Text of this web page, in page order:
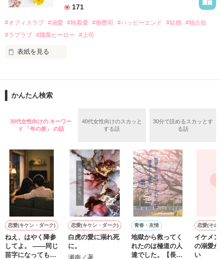
夏木美桜(なつきみお)
鳴海哲平 (なるみてっぺい)
2026.6.5～2026.7.25
＊以前、公開していた話の改稿版です＊
作品を読む
なぜか恭司から飼い猫の世話係を命じられた美桜は、猫の世
の関係となってしまい――？
171
#オフィスラブ #溺愛 #執着愛 #御曹司 #ハッピーエンド #結婚 #独占欲
#ラブラブ #職業ヒーロー #上司
表紙を見る
ションの企画戦略室で働いている。
めた、同期で恋人の石垣守（26）がいるのだが、後輩の姫原由
いた。
守と由羅から『便利屋雛子』と馬鹿にされ、一人こっそり泣い
た上、同居まで提案してきて──？
鷹哉『宜しくな、俺の雛子』🦅
雛子『俺の……ひぃ、雛子？！！！』🐥
シゴデキで冷徹な上司が見せる素顔は、なぜか想像以上に甘く
※表紙も作中使用の画像も全てフリー素材です。
※執筆期間2026.6.3〜7.20完結です。
かんたん検索
30代女性向けの キーワー
ド 「年の差」 の話
40代女性向けのスカッと
する話
30分で読めるスカッとす
る話
恋愛(キケン・ダーク)
ねえ、はやく降参
してよ。 ――同じ
苗字になっても、
恋愛(キケン・ダーク)
白虎の愛に溺れ死
に。
瀬南／著
青春・友情
地獄から救ってく
れたのは極道の人
達でした。【長
恋愛(その
イケメ
の溺愛
い